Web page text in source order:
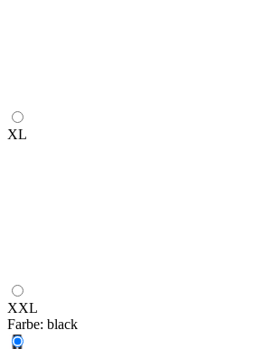
XL
XXL
Farbe: black